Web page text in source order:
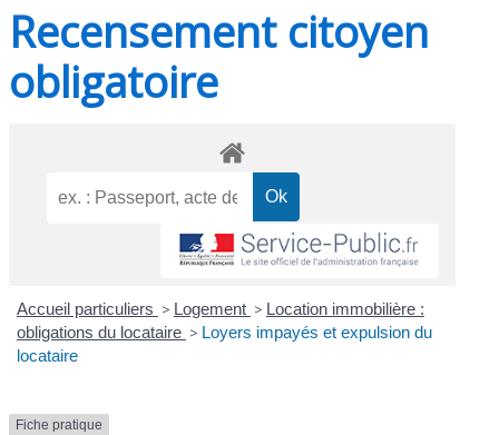
Recensement citoyen
obligatoire
Accueil particuliers > Logement > Location immobilière :
obligations du locataire > Loyers impayés et expulsion du
locataire
Fiche pratique